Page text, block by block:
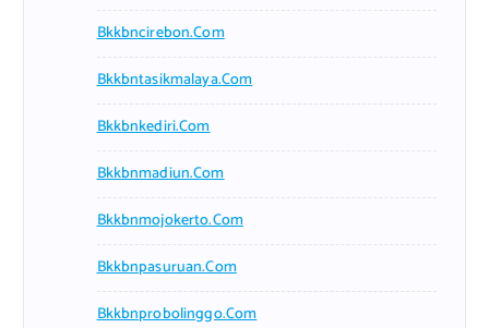
Bkkbncirebon.com
Bkkbntasikmalaya.com
Bkkbnkediri.com
Bkkbnmadiun.com
Bkkbnmojokerto.com
Bkkbnpasuruan.com
Bkkbnprobolinggo.com